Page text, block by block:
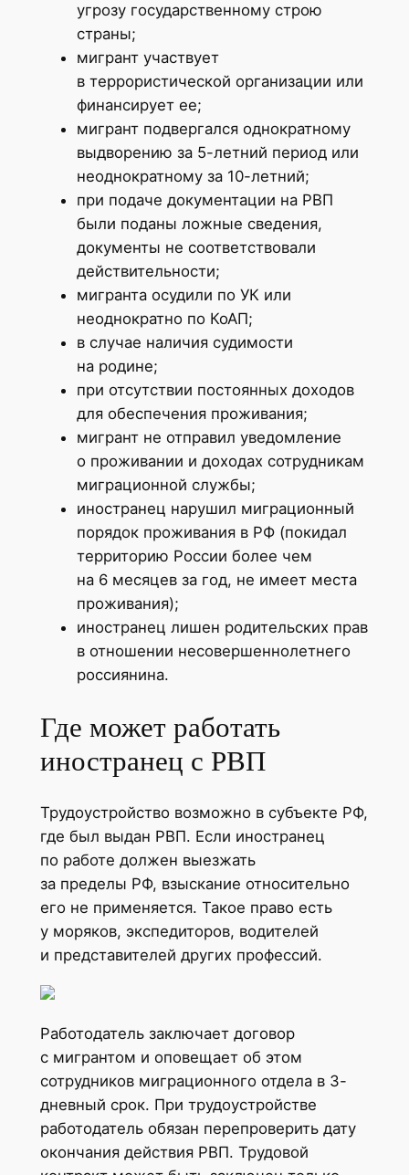
угрозу государственному строю
страны;
мигрант участвует
в террористической организации или
финансирует ее;
мигрант подвергался однократному
выдворению за 5-летний период или
неоднократному за 10-летний;
при подаче документации на РВП
были поданы ложные сведения,
документы не соответствовали
действительности;
мигранта осудили по УК или
неоднократно по КоАП;
в случае наличия судимости
на родине;
при отсутствии постоянных доходов
для обеспечения проживания;
мигрант не отправил уведомление
о проживании и доходах сотрудникам
миграционной службы;
иностранец нарушил миграционный
порядок проживания в РФ (покидал
территорию России более чем
на 6 месяцев за год, не имеет места
проживания);
иностранец лишен родительских прав
в отношении несовершеннолетнего
россиянина.
Где может работать
иностранец с РВП
Трудоустройство возможно в субъекте РФ,
где был выдан РВП. Если иностранец
по работе должен выезжать
за пределы РФ, взыскание относительно
его не применяется. Такое право есть
у моряков, экспедиторов, водителей
и представителей других профессий.
Работодатель заключает договор
с мигрантом и оповещает об этом
сотрудников миграционного отдела в 3-
дневный срок. При трудоустройстве
работодатель обязан перепроверить дату
окончания действия РВП. Трудовой